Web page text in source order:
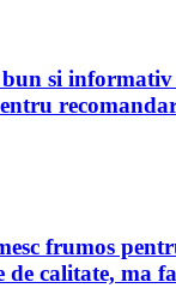
si
frumos
calitate, ma